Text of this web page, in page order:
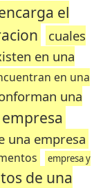
el
cuales
en una
en una
una
una empresa
empresa y
de una